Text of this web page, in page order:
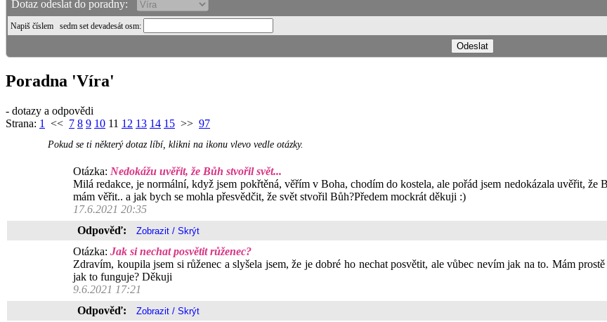
Dotaz odeslat do poradny:
Napiš číslem sedm set devadesát osm:
Poradna 'Víra'
- dotazy a odpovědi
Strana: 1 << 7 8 9 10 11 12 13 14 15 >> 97
Pokud se ti některý dotaz líbí, klikni na ikonu vlevo vedle otázky.
Otázka: Nedokážu uvěřit, že Bůh stvořil svět...
Milá redakce, je normální, když jsem pokřtěná, věřím v Boha, chodím do kostela, ale pořád jsem nedokázala uvěřit,
mám věřit.. a jak bych se mohla přesvědčit, že svět stvořil Bůh?Předem mockrát děkuji :)
17.6.2021 20:35
Odpověď:
Otázka: Jak si nechat posvětit růženec?
Zdravím, koupila jsem si růženec a slyšela jsem, že je dobré ho nechat posvětit, ale vůbec nevím jak na to. Mám
jak to funguje? Děkuji
9.6.2021 17:21
Odpověď: